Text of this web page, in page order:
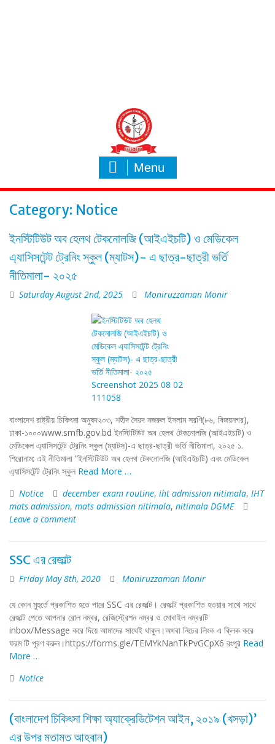
Menu
Category: Notice
ইনস্টিটিউট অব হেলথ টেকনোলজি (আইএইচটি) ও মেডিকেল
এ্যাসিসটেন্ট ট্রেনিং স্কুল (ম্যাটস)- এ ছাত্র-ছাত্রী ভর্তি
নীতিমালা- ২০২৫
Saturday August 2nd, 2025 Moniruzzaman Monir
বাংলাদেশ রাষ্ট্রীয় চিকিৎসা অনুষদ২০৩, শহীদ সৈয়দ নজরুল ইসলাম সরণি(৮৬, বিজয়নগর),
ঢাকা-১০০০www.smfb.gov.bd ইনস্টিটিউট অব হেলথ টেকনোলজি (আইএইচটি) ও
মেডিকেল এ্যাসিসটেন্ট ট্রেনিং স্কুল (ম্যাটস)-এ ছাত্র-ছাত্রী ভর্তি নীতিমালা, ২০২৫ ১.
শিরোনাম: এই নীতিমালা “ইনস্টিটিউট অব হেলথ টেকনোলজি (আইএইচটি) এবং মেডিকেল
এ্যাসিসটেন্ট ট্রেনিং স্কুল Read More …
Notice
december exam routine, iht admission nitimala, IHT
mats admission, mats admission nitimala, nitimala DGME
Leave a comment
SSC এর রেজাল্ট
Friday May 8th, 2020 Moniruzzaman Monir
যে কোন মুহুর্তে প্রকাশিত হতে পারে SSC এর রেজাল্ট। রেজাল্ট প্রকাশিত হওয়ার সাথে সাথে
রেজাল্ট পেতে আপনার রোল নম্বর, রেজিস্ট্রেশন নম্বর ও মোবাইল নম্বরটি
inbox/Message করে দিয়ে আমাদের সাথেই থাকুন।অথবা নিচের লিংক এ ক্লিক করে
ফরম টি পূরণ করুন।https://forms.gle/TEMYkNanTkPvGCpX6 রংপুর Read
More …
Notice
(বাংলাদেশ চিকিৎসা শিক্ষা অ্যাক্রেডিটেশন আইন, ২০১৯ (খসড়া)’
এর উপর মতামত আহবান)